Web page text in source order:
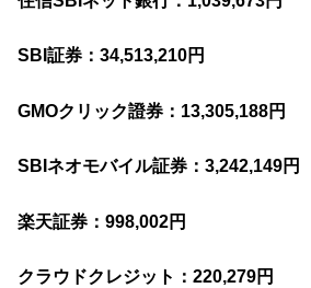
SBI証券：34,513,210円
GMOクリック證券：13,305,188円
SBIネオモバイル証券：3,242,149円
楽天証券：998,002円
クラウドクレジット：220,279円